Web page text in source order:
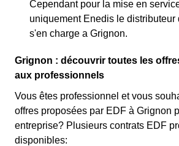
Cependant pour la mise en
uniquement Enedis le distributeur
s'en charge a Grignon.
Grignon : découvrir toutes les
aux professionnels
Vous êtes professionnel et vous
offres proposées par EDF à Grignon
entreprise? Plusieurs contrats EDF
disponibles: